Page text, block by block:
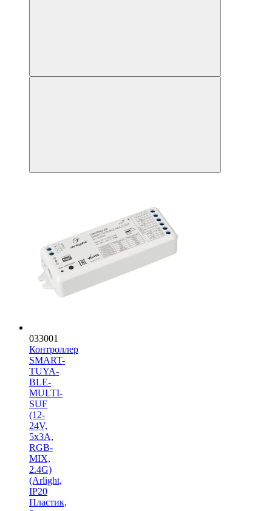
033001
Контроллер
SMART-
TUYA-
BLE-
MULTI-
SUF
(12-
24V,
5x3A,
RGB-
MIX,
2.4G)
(Arlight,
IP20
Пластик,